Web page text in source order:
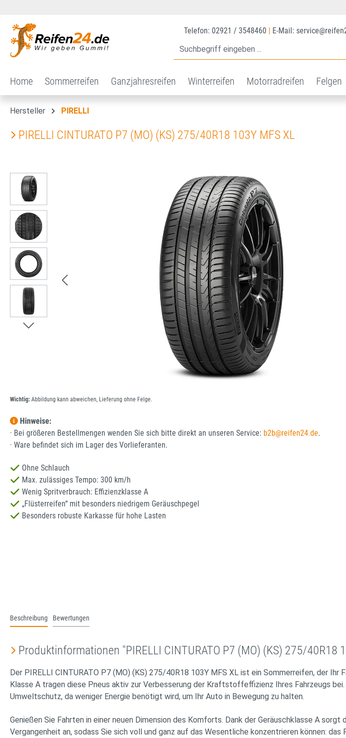
Telefon: 02921 / 3548460 E-Mail:
Home Sommerreifen Ganzjahresreifen Winterreifen Motorradreifen Felgen
Hersteller PIRELLI
PIRELLI CINTURATO P7 (MO) (KS) 275/40R18 103Y MFS XL
Bildergalerie überspringen
Wichtig: Abbildung kann abweichen, Lieferung ohne Felge.
Hinweise:
· Bei größeren Bestellmengen wenden Sie sich bitte direkt an unseren Service: b2b@reifen24.de.
· Ware befindet sich im Lager des Vorlieferanten.
Ohne Schlauch
Max. zulässiges Tempo: 300 km/h
Wenig Spritverbrauch: Effizienzklasse A
„Flüsterreifen“ mit besonders niedrigem Geräuschpegel
Besonders robuste Karkasse für hohe Lasten
Beschreibung Bewertungen
Produktinformationen "PIRELLI CINTURATO P7 (MO) (KS) 275/40R18
Der PIRELLI CINTURATO P7 (MO) (KS) 275/40R18 103Y MFS XL ist ein Sommerreifen, der
Klasse A tragen diese Pneus aktiv zur Verbesserung der Kraftstoffeffizienz Ihres Fahrzeugs
Umweltschutz, da weniger Energie benötigt wird, um Ihr Auto in Bewegung zu halten.
Genießen Sie Fahrten in einer neuen Dimension des Komforts. Dank der Geräuschklasse A
Vergangenheit an, sodass Sie sich voll und ganz auf das Wesentliche konzentrieren können: